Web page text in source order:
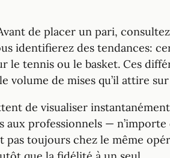
de placer un pari,
identifierez des tendances:
le tennis ou le basket. Ces
de mises qu’il attire
de visualiser
professionnels —
toujours chez le même